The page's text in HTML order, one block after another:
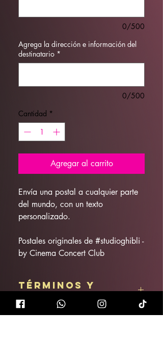
0/500
Agrega la dirección e información del
destinatario *
0/500
Cantidad *
Agregar al carrito
Envía una postal a cualquier parte
del mundo, con un texto
personalizado.
Postales originales de #studioghibli -
by Cinema Concert Club
Términos y
condiciones
Artículo no reembolsable